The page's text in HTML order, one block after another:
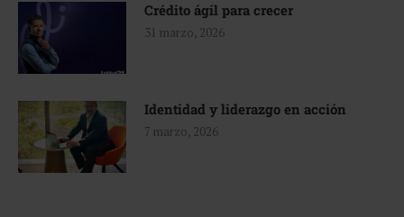
Crédito ágil para crecer
31 marzo, 2026
Identidad y liderazgo en acción
7 marzo, 2026